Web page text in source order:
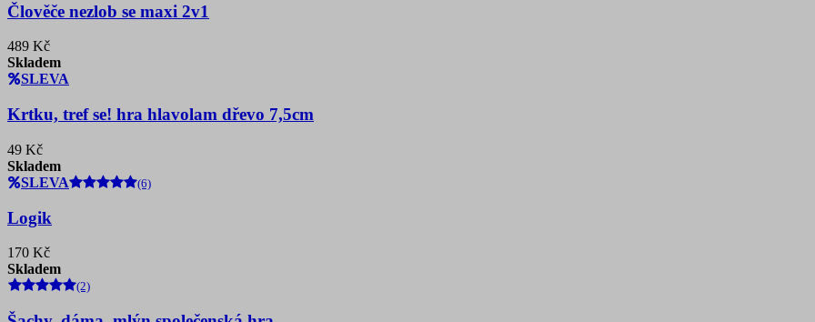
Člověče nezlob se maxi 2v1
489 Kč
Skladem
SLEVA
Krtku, tref se! hra hlavolam dřevo 7,5cm
49 Kč
Skladem
SLEVA
(6)
Logik
170 Kč
Skladem
(2)